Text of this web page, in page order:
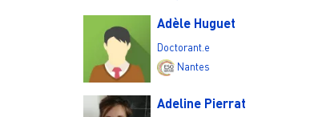
Adèle Huguet
Doctorant.e
Nantes
Adeline Pierrat